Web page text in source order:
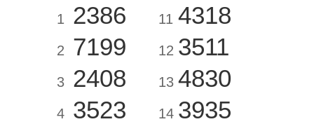
1 2386
2 7199
3 2408
4 3523
11 4318
12 3511
13 4830
14 3935